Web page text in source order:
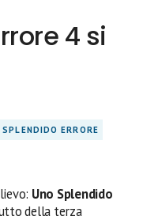
4 si
SPLENDIDO ERRORE
Uno Splendido
della terza